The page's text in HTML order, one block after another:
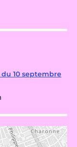
10 septembre